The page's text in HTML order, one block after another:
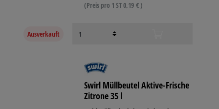
(Preis pro 1 ST 0,19 € )
Ausverkauft
Swirl Müllbeutel Aktive-Frische
Zitrone 35 l